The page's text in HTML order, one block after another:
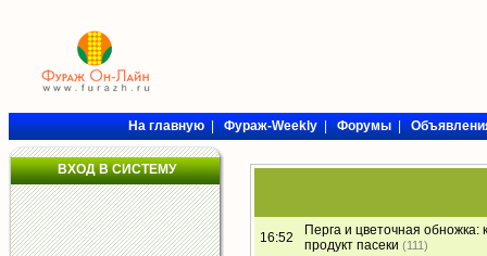
На главную|Фураж-Weekly|Форумы|
ВХОД В СИСТЕМУ
16:52
Перга и цветочная обножка:
продукт пасеки (111)